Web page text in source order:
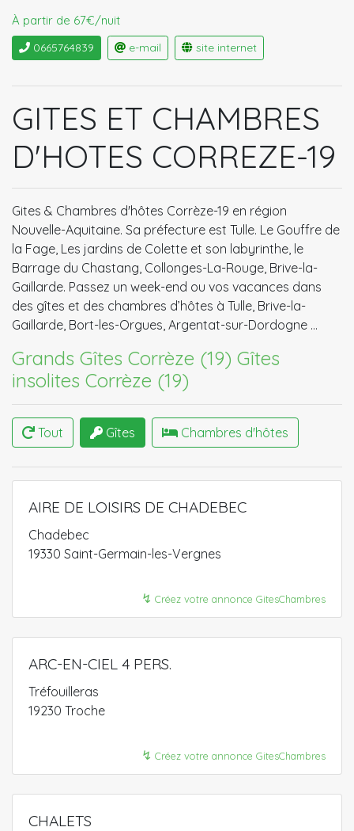
À partir de 67€/nuit
0665764839 e-mail site internet
GITES ET CHAMBRES
D'HOTES CORREZE-19
Gites & Chambres d'hôtes Corrèze-19 en région
Nouvelle-Aquitaine. Sa préfecture est Tulle. Le Gouffre de
la Fage, Les jardins de Colette et son labyrinthe, le
Barrage du Chastang, Collonges-La-Rouge, Brive-la-
Gaillarde. Passez un week-end ou vos vacances dans
des gîtes et des chambres d’hôtes à Tulle, Brive-la-
Gaillarde, Bort-les-Orgues, Argentat-sur-Dordogne …
Grands Gîtes Corrèze (19) Gîtes
insolites Corrèze (19)
Tout Gîtes Chambres d'hôtes
AIRE DE LOISIRS DE CHADEBEC
Chadebec
19330 Saint-Germain-les-Vergnes
↯ Créez votre annonce GitesChambres
ARC-EN-CIEL 4 PERS.
Tréfouilleras
19230 Troche
↯ Créez votre annonce GitesChambres
CHALETS